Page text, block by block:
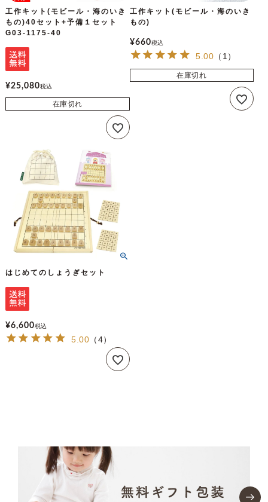
工作キット(モビール・海のいき
もの)40セット+予備１セット
G03-1175-40
¥25,080税込
在庫切れ
工作キット(モビール・海のいき
もの)
¥660税込
5.00 （ 1 ）
在庫切れ
はじめてのしょうぎセット
¥6,600税込
5.00 （4）